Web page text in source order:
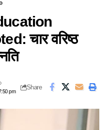
चार वरिष्ठ
pm
Share